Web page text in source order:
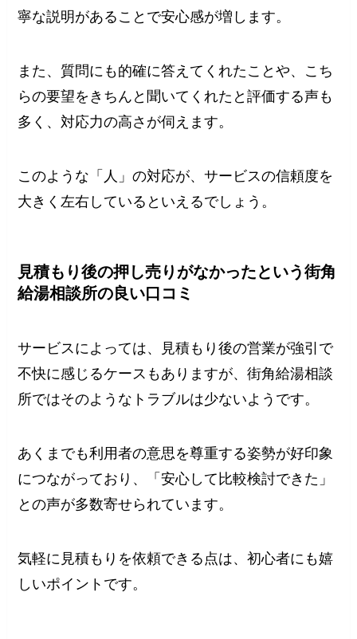
寧な説明があることで安心感が増します。
また、質問にも的確に答えてくれたことや、こち
らの要望をきちんと聞いてくれたと評価する声も
多く、対応力の高さが伺えます。
このような「人」の対応が、サービスの信頼度を
大きく左右しているといえるでしょう。
見積もり後の押し売りがなかったという街角
給湯相談所の良い口コミ
サービスによっては、見積もり後の営業が強引で
不快に感じるケースもありますが、街角給湯相談
所ではそのようなトラブルは少ないようです。
あくまでも利用者の意思を尊重する姿勢が好印象
につながっており、「安心して比較検討できた」
との声が多数寄せられています。
気軽に見積もりを依頼できる点は、初心者にも嬉
しいポイントです。